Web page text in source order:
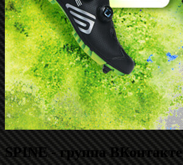
SPINE - группа ВКонтакте